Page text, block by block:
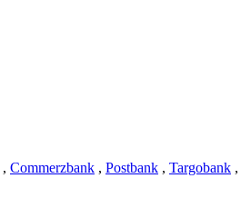
, Commerzbank , Postbank , Targobank ,